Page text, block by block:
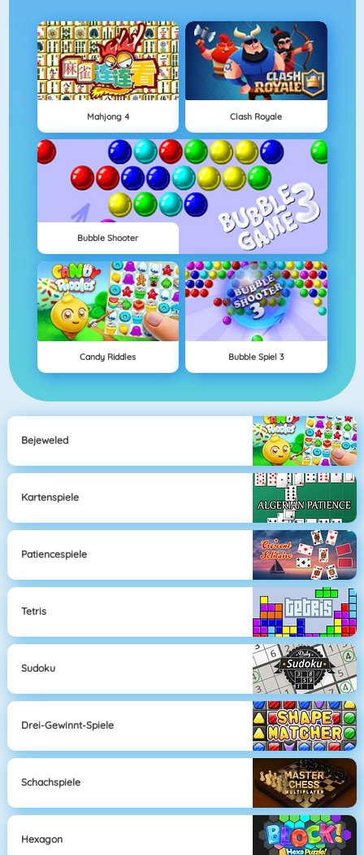
Mahjong 4 Clash Royale
Bubble Shooter
Candy Riddles Bubble Spiel 3
Bejeweled
Kartenspiele
Patiencespiele
Tetris
Sudoku
Drei-Gewinnt-Spiele
Schachspiele
Hexagon